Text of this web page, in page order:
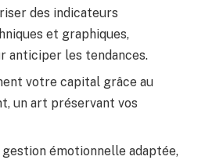
des indicateurs
et graphiques,
anticiper les tendances.
votre capital grâce au
un art préservant vos
gestion émotionnelle adaptée,